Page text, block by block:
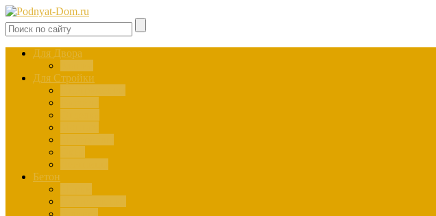
Для Двора
Для Стройки
Бетон